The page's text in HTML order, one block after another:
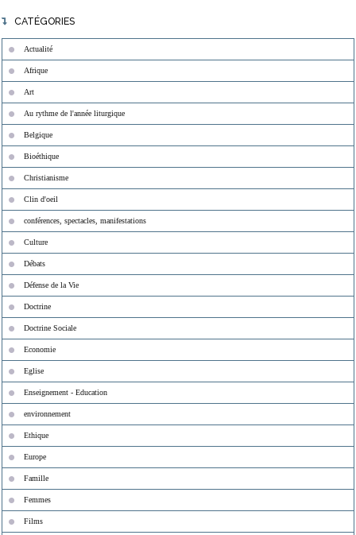
CATÉGORIES
Actualité
Afrique
Art
Au rythme de l'année liturgique
Belgique
Bioéthique
Christianisme
Clin d'oeil
conférences, spectacles, manifestations
Culture
Débats
Défense de la Vie
Doctrine
Doctrine Sociale
Economie
Eglise
Enseignement - Education
environnement
Ethique
Europe
Famille
Femmes
Films